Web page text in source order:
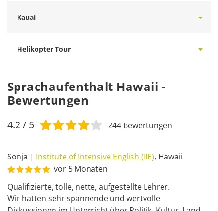
Kauai
Helikopter Tour
Sprachaufenthalt Hawaii -
Bewertungen
4.2/ 5 244 Bewertungen
Sonja | Institute of Intensive English (IIE), Hawaii
vor 5 Monaten
Qualifizierte, tolle, nette, aufgestellte Lehrer.
Wir hatten sehr spannende und wertvolle